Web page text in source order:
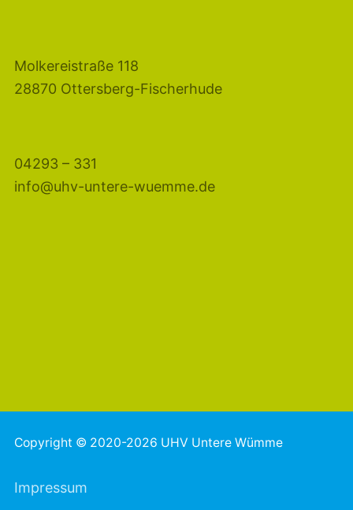
Molkereistraße 118
28870 Ottersberg-Fischerhude
04293 – 331
info@uhv-untere-wuemme.de
Copyright © 2020-2026 UHV Untere Wümme
Impressum